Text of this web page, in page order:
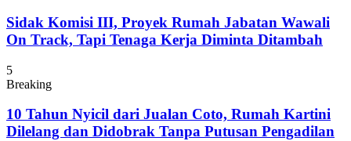
Sidak Komisi III, Proyek Rumah Jabatan Wawali
On Track, Tapi Tenaga Kerja Diminta Ditambah
5
Breaking
10 Tahun Nyicil dari Jualan Coto, Rumah Kartini
Dilelang dan Didobrak Tanpa Putusan Pengadilan